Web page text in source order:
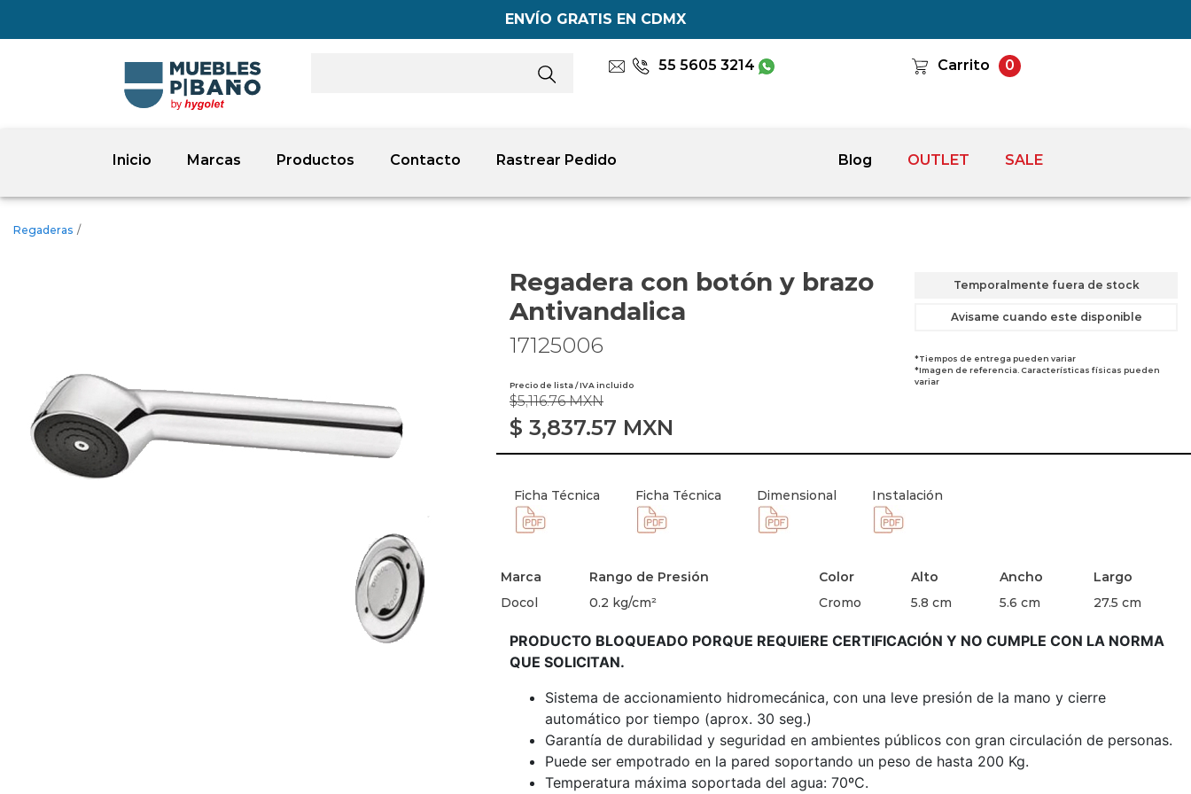
ENVÍO GRATIS EN CDMX
55 5605 3214 Carrito 0
Inicio Marcas Productos Contacto Rastrear Pedido Blog OUTLET SALE
Regaderas /
Regadera con botón y brazo
Antivandalica
17125006
Precio de lista / IVA incluido
$5,116.76 MXN
$ 3,837.57 MXN
Temporalmente fuera de stock
Avisame cuando este disponible
*Tiempos de entrega pueden variar
*Imagen de referencia. Características físicas pueden
variar
Ficha Técnica Ficha Técnica Dimensional Instalación
Marca Rango de Presión Color Alto Ancho
Largo
Docol
0.2 kg/cm² Cromo 5.8 cm 5.6 cm 27.5 cm
PRODUCTO BLOQUEADO PORQUE REQUIERE CERTIFICACIÓN Y NO CUMPLE CON LA NORMA
QUE SOLICITAN.
Sistema de accionamiento hidromecánica, con una leve presión de la mano y cierre
automático por tiempo (aprox. 30 seg.)
Garantía de durabilidad y seguridad en ambientes públicos con gran circulación de personas.
Puede ser empotrado en la pared soportando un peso de hasta 200 Kg.
Temperatura máxima soportada del agua: 70ºC.